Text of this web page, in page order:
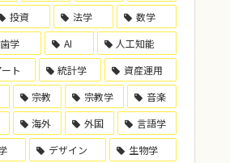
投資 法学
数学
歯学 AI
人工知能
ート 統計学
資産運用
宗教 宗教学
音楽
海外 外国
言語学
デザイン
生物学